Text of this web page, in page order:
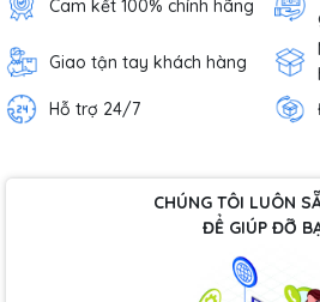
Cam kết 100% chính hãng
Giao tận tay khách hàng
Hỗ trợ 24/7
CHÚNG TÔI LUÔN
ĐỂ GIÚP ĐỠ